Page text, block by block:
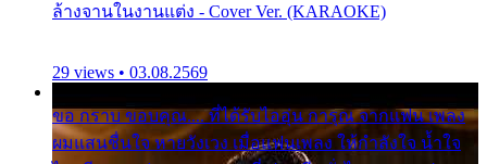
ล้างจานในงานแต่ง - Cover Ver. (KARAOKE)
29 views • 03.08.2569
ขอ กราบ ขอบคุณ.... ที่ได้รับไออุ่น การุณ จากแฟน เพลง
ผมแสนชื่นใจ หายวังเวง เมื่อแฟนเพลง ให้กำลังใจ น้ำใจ